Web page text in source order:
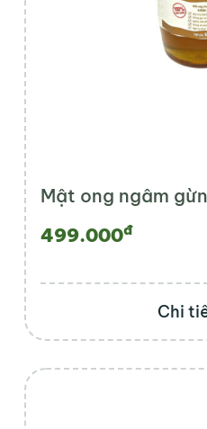
Mật ong ngâm
499.000đ
Chi